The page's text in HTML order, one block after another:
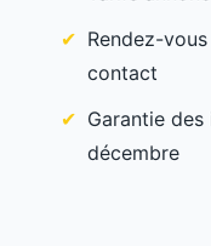
Rendez-
contact
Garantie des
décembre